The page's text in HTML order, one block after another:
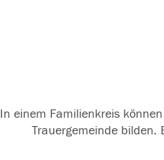
In einem Familienkreis
Trauergemeinde